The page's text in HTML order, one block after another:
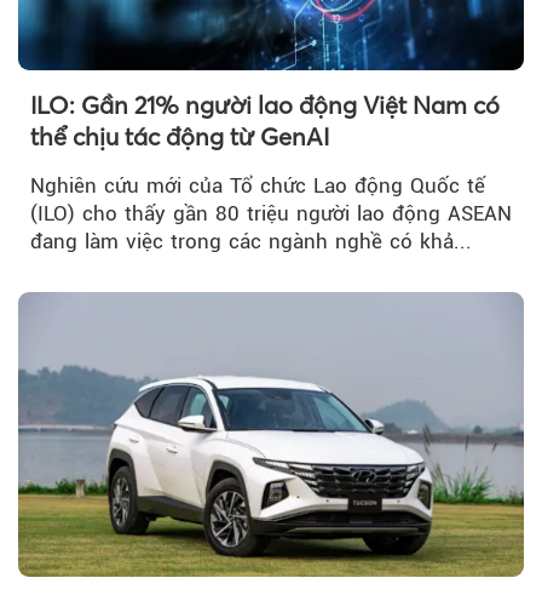
ILO: Gần 21% người lao động Việt Nam có
thể chịu tác động từ GenAI
Nghiên cứu mới của Tổ chức Lao động Quốc tế
(ILO) cho thấy gần 80 triệu người lao động ASEAN
đang làm việc trong các ngành nghề có khả...